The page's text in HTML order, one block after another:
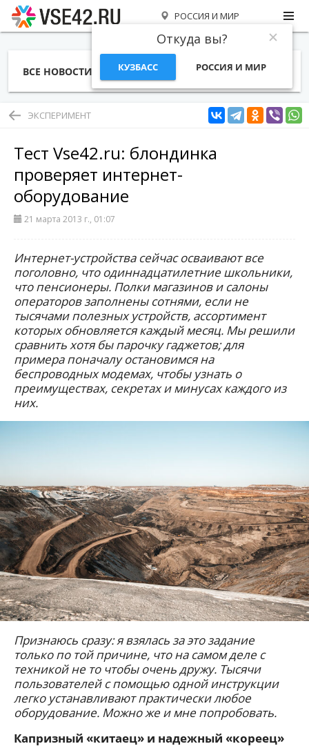
РОССИЯ И МИР
Откуда вы?
КУЗБАСС РОССИЯ И МИР
ВСЕ НОВОСТИ СТАТЬИ ТЕМЫ ФОТО
ЭКСПЕРИМЕНТ
Тест Vse42.ru: блондинка
проверяет интернет-
оборудование
21 марта 2013 г., 01:07
Интернет-устройства сейчас осваивают все
поголовно, что одиннадцатилетние школьники,
что пенсионеры. Полки магазинов и салоны
операторов заполнены сотнями, если не
тыcячами полезных устройств, ассортимент
которых обновляется каждый месяц. Мы решили
сравнить хотя бы парочку гаджетов; для
примера поначалу остановимся на
беспроводных модемах, чтобы узнать о
преимуществах, секретах и минусах каждого из
них.
Признаюсь сразу: я взялась за это задание
только по той причине, что на самом деле с
техникой не то чтобы очень дружу. Тысячи
пользователей с помощью одной инструкции
легко устанавливают практически любое
оборудование. Можно же и мне попробовать.
Капризный «китаец» и надежный «кореец»